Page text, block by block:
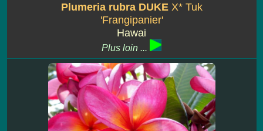
Plumeria rubra DUKE X* Tuk
'Frangipanier'
Hawai
Plus loin ...